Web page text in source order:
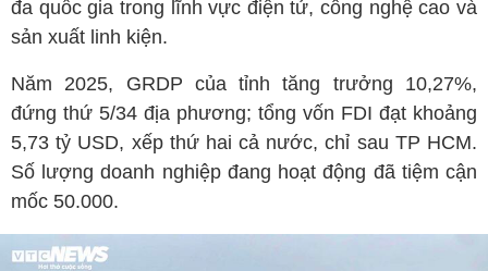
đa quốc gia trong lĩnh vực điện tử, công nghệ cao và
sản xuất linh kiện.
Năm 2025, GRDP của tỉnh tăng trưởng 10,27%,
đứng thứ 5/34 địa phương; tổng vốn FDI đạt khoảng
5,73 tỷ USD, xếp thứ hai cả nước, chỉ sau TP HCM.
Số lượng doanh nghiệp đang hoạt động đã tiệm cận
mốc 50.000.